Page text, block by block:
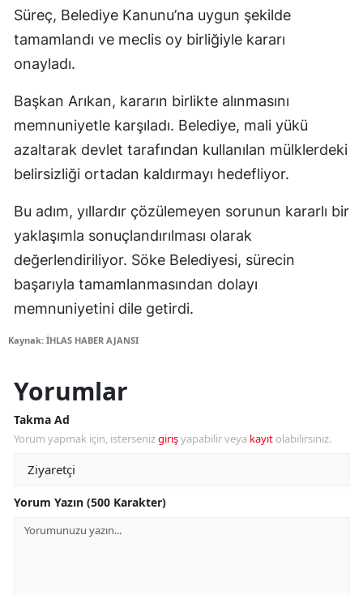
Süreç, Belediye Kanunu’na uygun şekilde
tamamlandı ve meclis oy birliğiyle kararı
onayladı.
Başkan Arıkan, kararın birlikte alınmasını
memnuniyetle karşıladı. Belediye, mali yükü
azaltarak devlet tarafından kullanılan mülklerdeki
belirsizliği ortadan kaldırmayı hedefliyor.
Bu adım, yıllardır çözülemeyen sorunun kararlı bir
yaklaşımla sonuçlandırılması olarak
değerlendiriliyor. Söke Belediyesi, sürecin
başarıyla tamamlanmasından dolayı
memnuniyetini dile getirdi.
Kaynak: İHLAS HABER AJANSI
Yorumlar
Takma Ad
Yorum yapmak için, istersenizgirişyapabilir veya kayıt olabilirsiniz.
Yorum Yazın (500 Karakter)